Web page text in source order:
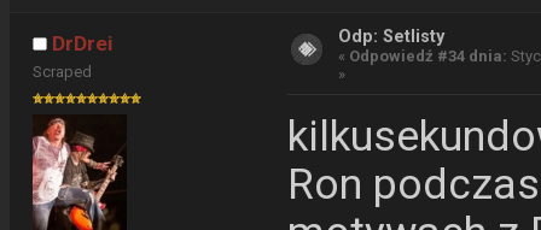
DrDrei
Scraped
Odp: Setlisty
« Odpowiedź #34 dnia:
»
Ron